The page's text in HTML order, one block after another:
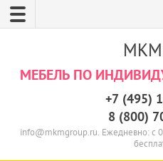
МЕБЕЛЬ ПО
+7 (495)
8 (800)
info@mkmgroup.ru. Ежедневно: с